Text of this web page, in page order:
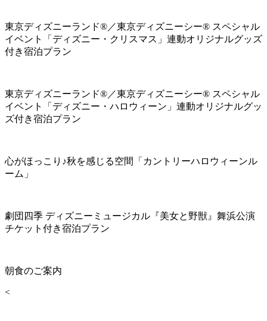
東京ディズニーランド®／東京ディズニーシー® スペシャル
イベント「ディズニー・クリスマス」連動オリジナルグッズ
付き宿泊プラン
東京ディズニーランド®／東京ディズニーシー® スペシャル
イベント「ディズニー・ハロウィーン」連動オリジナルグッ
ズ付き宿泊プラン
心がほっこり♪秋を感じる空間「カントリーハロウィーンル
ーム」
劇団四季 ディズニーミュージカル『美女と野獣』舞浜公演
チケット付き宿泊プラン
朝食のご案内
<